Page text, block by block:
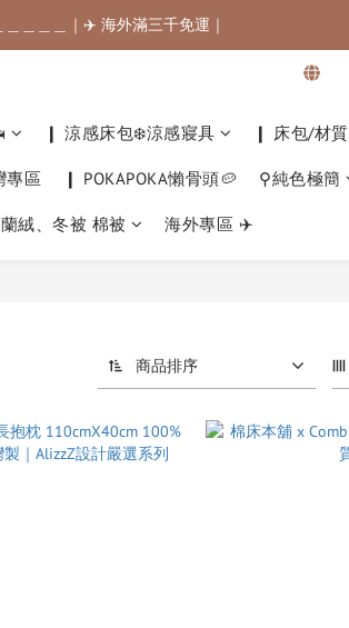
＿＿＿｜✈️ 海外滿三千免運｜
＿＿＿｜✈️ 海外滿三千免運｜
＿＿＿｜✈️ 海外滿三千免運｜
❙ 涼感床包❄️涼感寢具 ❙ 床包/材質
專區 ❙ POKAPOKA懶骨頭🥔 ⚲純色極簡
絨、冬被 棉被 海外專區 ✈️
商品排序